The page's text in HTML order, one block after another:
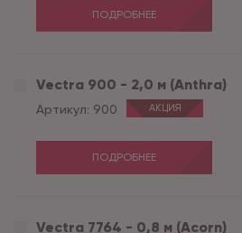
ПОДРОБНЕЕ
Vectra 900 - 2,0 м (Anthra)
Артикул: 900 АКЦИЯ
ПОДРОБНЕЕ
Vectra 7764 - 0,8 м (Acorn)